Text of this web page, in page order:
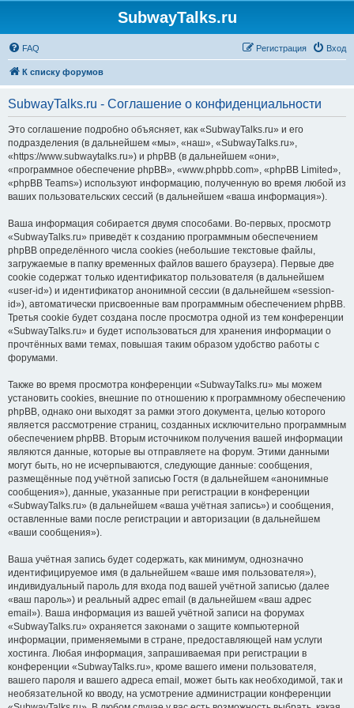
SubwayTalks.ru
FAQ Вход
Регистрация
К списку форумов
SubwayTalks.ru - Соглашение о конфиденциальности
Это соглашение подробно объясняет, как «SubwayTalks.ru» и его
подразделения (в дальнейшем «мы», «наш», «SubwayTalks.ru»,
«https://www.subwaytalks.ru») и phpBB (в дальнейшем «они»,
«программное обеспечение phpBB», «www.phpbb.com», «phpBB Limited»,
«phpBB Teams») используют информацию, полученную во время любой из
ваших пользовательских сессий (в дальнейшем «ваша информация»).
Ваша информация собирается двумя способами. Во-первых, просмотр
«SubwayTalks.ru» приведёт к созданию программным обеспечением
phpBB определённого числа cookies (небольшие текстовые файлы,
загружаемые в папку временных файлов вашего браузера). Первые две
cookie содержат только идентификатор пользователя (в дальнейшем
«user-id») и идентификатор анонимной сессии (в дальнейшем «session-
id»), автоматически присвоенные вам программным обеспечением phpBB.
Третья cookie будет создана после просмотра одной из тем конференции
«SubwayTalks.ru» и будет использоваться для хранения информации о
прочтённых вами темах, повышая таким образом удобство работы с
форумами.
Также во время просмотра конференции «SubwayTalks.ru» мы можем
установить cookies, внешние по отношению к программному обеспечению
phpBB, однако они выходят за рамки этого документа, целью которого
является рассмотрение страниц, созданных исключительно программным
обеспечением phpBB. Вторым источником получения вашей информации
являются данные, которые вы отправляете на форум. Этими данными
могут быть, но не исчерпываются, следующие данные: сообщения,
размещённые под учётной записью Гостя (в дальнейшем «анонимные
сообщения»), данные, указанные при регистрации в конференции
«SubwayTalks.ru» (в дальнейшем «ваша учётная запись») и сообщения,
оставленные вами после регистрации и авторизации (в дальнейшем
«ваши сообщения»).
Ваша учётная запись будет содержать, как минимум, однозначно
идентифицируемое имя (в дальнейшем «ваше имя пользователя»),
индивидуальный пароль для входа под вашей учётной записью (далее
«ваш пароль») и реальный адрес email (в дальнейшем «ваш адрес
email»). Ваша информация из вашей учётной записи на форумах
«SubwayTalks.ru» охраняется законами о защите компьютерной
информации, применяемыми в стране, предоставляющей нам услуги
хостинга. Любая информация, запрашиваемая при регистрации в
конференции «SubwayTalks.ru», кроме вашего имени пользователя,
вашего пароля и вашего адреса email, может быть как необходимой, так и
необязательной ко вводу, на усмотрение администрации конференции